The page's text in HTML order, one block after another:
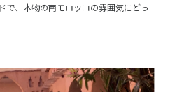
で、本物の南モロッコの雰囲気にどっ